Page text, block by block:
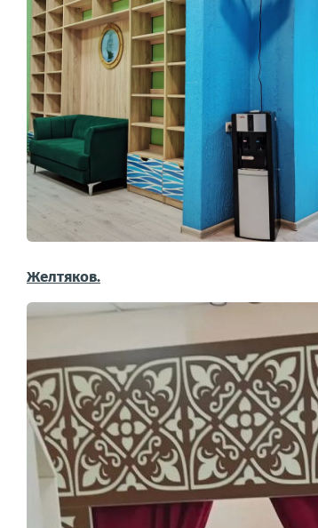
Желтяков.